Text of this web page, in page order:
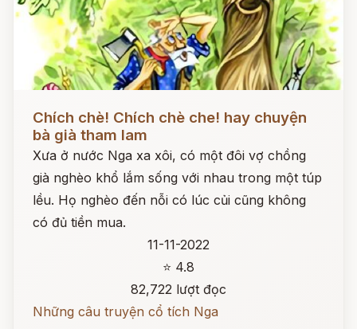
Chích chè! Chích chè che! hay chuyện
bà già tham lam
Xưa ở nước Nga xa xôi, có một đôi vợ chồng
già nghèo khổ lắm sống với nhau trong một túp
lều. Họ nghèo đến nỗi có lúc củi cũng không
có đủ tiền mua.
11-11-2022
⭐ 4.8
82,722 lượt đọc
Những câu truyện cổ tích Nga